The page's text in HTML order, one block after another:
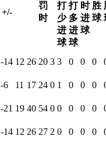
+/-
罚
时
打
少
进
球
打
多
进
球
时
进
球
胜
球
-14 12 26 20 3 3 0 0 0
-6 11 17 24 0 1 0 0 0
-21 19 40 54 0 0 0 0 0
-14 12 26 27 2 0 0 0 0